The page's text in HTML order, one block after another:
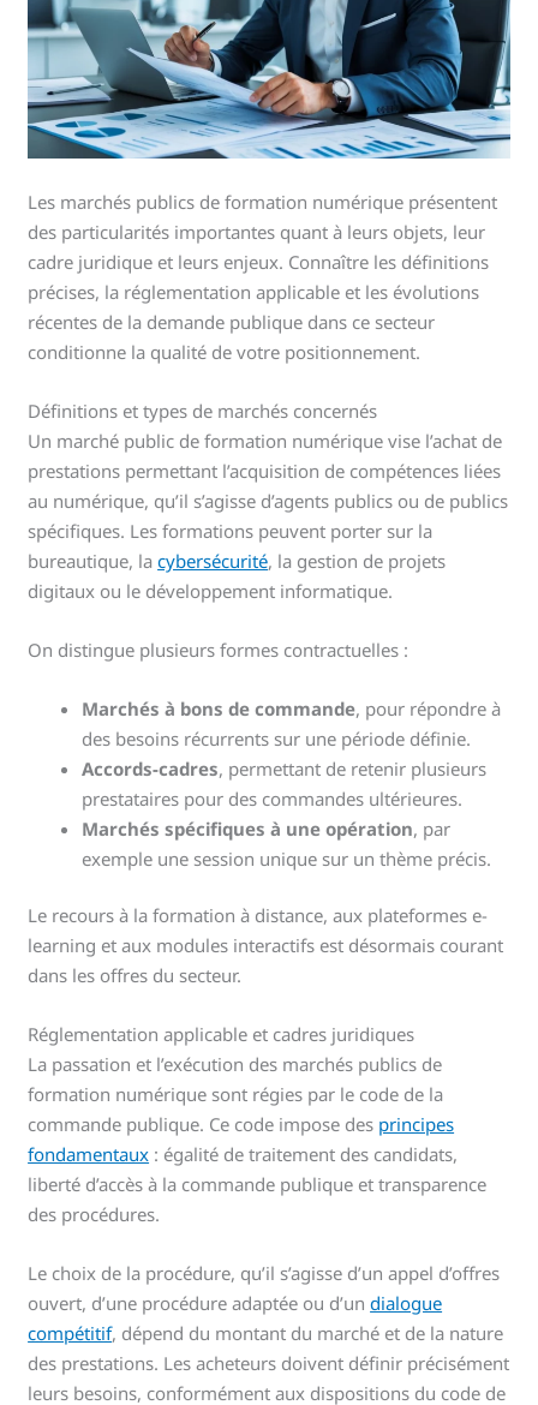
Les marchés publics de formation numérique présentent
des particularités importantes quant à leurs objets, leur
cadre juridique et leurs enjeux. Connaître les définitions
précises, la réglementation applicable et les évolutions
récentes de la demande publique dans ce secteur
conditionne la qualité de votre positionnement.
Définitions et types de marchés concernés
Un marché public de formation numérique vise l’achat de
prestations permettant l’acquisition de compétences liées
au numérique, qu’il s’agisse d’agents publics ou de publics
spécifiques. Les formations peuvent porter sur la
bureautique, lacybersécurité, la gestion de projets
digitaux ou le développement informatique.
On distingue plusieurs formes contractuelles :
Marchés à bons de commande, pour répondre à
des besoins récurrents sur une période définie.
Accords-cadres, permettant de retenir plusieurs
prestataires pour des commandes ultérieures.
Marchés spécifiques à une opération, par
exemple une session unique sur un thème précis.
Le recours à la formation à distance, aux plateformes e-
learning et aux modules interactifs est désormais courant
dans les offres du secteur.
Réglementation applicable et cadres juridiques
La passation et l’exécution des marchés publics de
formation numérique sont régies par le code de la
commande publique. Ce code impose des principes
fondamentaux : égalité de traitement des candidats,
liberté d’accès à la commande publique et transparence
des procédures.
Le choix de la procédure, qu’il s’agisse d’un appel d’offres
ouvert, d’une procédure adaptée ou d’undialogue
compétitif, dépend du montant du marché et de la nature
des prestations. Les acheteurs doivent définir précisément
leurs besoins, conformément aux dispositions du code de